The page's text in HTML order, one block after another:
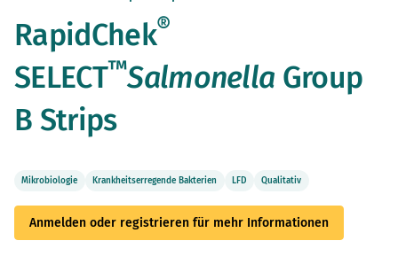
der
Bildergalerie
RapidChek®
SELECT™Salmonella Group
B Strips
Mikrobiologie Krankheitserregende Bakterien LFD Qualitativ
Anmelden oder registrieren für mehr Informationen